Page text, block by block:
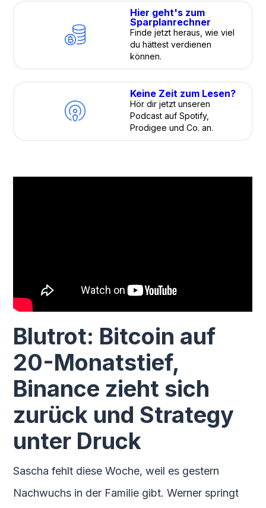
Hier geht's zum
Sparplanrechner
Finde jetzt heraus, wie viel
du hättest verdienen
können.
Keine Zeit zum Lesen?
Hör dir jetzt unseren
Podcast auf Spotify,
Prodigee und Co. an.
Blutrot: Bitcoin auf
20-Monatstief,
Binance zieht sich
zurück und Strategy
unter Druck
Sascha fehlt diese Woche, weil es gestern
Nachwuchs in der Familie gibt. Werner springt